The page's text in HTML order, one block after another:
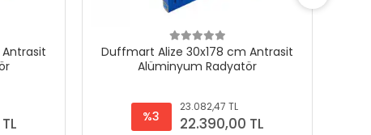
Duffmart Alize 30x178 cm Antrasit
Alüminyum Radyatör
%3
23.082,47 TL
22.390,00 TL